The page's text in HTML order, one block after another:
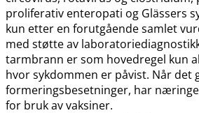
proliferativ enteropati og Glässers
kun etter en forutgående samlet
med støtte av
tarmbrann er som hovedregel kun
hvor sykdommen er påvist. Når det
formeringsbesetninger, har
for bruk av vaksiner.